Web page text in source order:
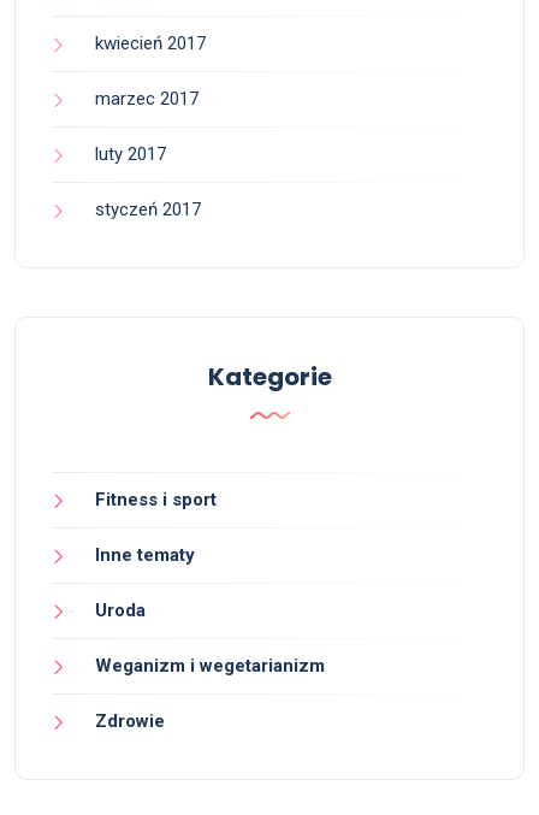
kwiecień 2017
marzec 2017
luty 2017
styczeń 2017
Kategorie
Fitness i sport
Inne tematy
Uroda
Weganizm i wegetarianizm
Zdrowie